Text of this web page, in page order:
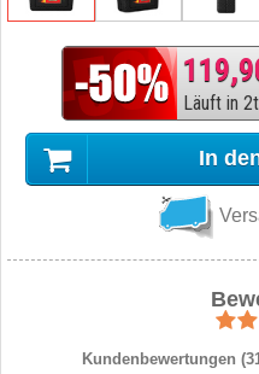
Läuft in 2t
In
Kundenbewertungen (